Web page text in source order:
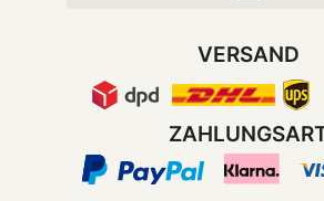
VERSAND